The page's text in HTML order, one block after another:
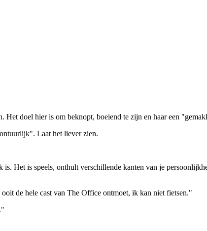
doel hier is om beknopt, boeiend te zijn en haar een
Laat het liever zien.
Het is speels, onthult verschillende kanten van je
de hele cast van The Office ontmoet, ik kan niet fietsen."